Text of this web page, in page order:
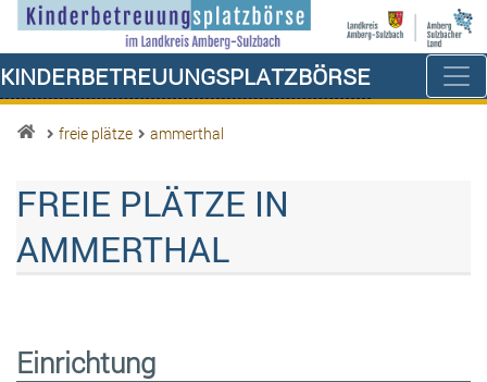
Kinderbetreuungsplatzbörse
freie plätze ammerthal
FREIE PLÄTZE IN
AMMERTHAL
Einrichtung